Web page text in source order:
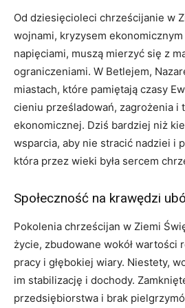
Od dziesięcioleci chrześcijanie w
wojnami, kryzysem
napięciami, muszą mierzyć się z
ograniczeniami. W Betlejem,
miastach, które pamiętają czasy
cieniu prześladowań, zagrożenia i
ekonomicznej. Dziś bardziej niż
wsparcia, aby nie stracić nadziei i
która przez wieki była sercem
Społeczność na krawędzi
Pokolenia chrześcijan w Ziemi
życie, zbudowane wokół wartości
pracy i głębokiej wiary. Niestety,
im stabilizację i dochody.
przedsiębiorstwa i brak